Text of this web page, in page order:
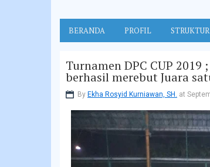
BERANDA PROFIL
Turnamen DPC CUP 2019
berhasil merebut Juara
By Ekha Rosyid Kurniawan, SH. at